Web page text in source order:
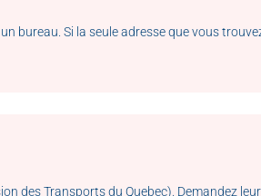
bureau. Si la seule adresse que vous
des Transports du Quebec). Demandez